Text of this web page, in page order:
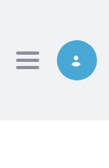
Toggle